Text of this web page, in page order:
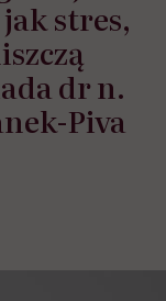
stres,
dr n.
Piva